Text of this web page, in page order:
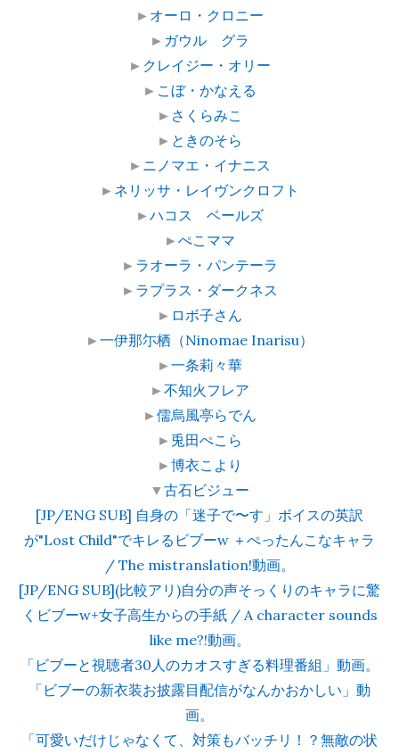
► オーロ・クロニー
► ガウル グラ
► クレイジー・オリー
► こぼ・かなえる
► さくらみこ
► ときのそら
► ニノマエ・イナニス
► ネリッサ・レイヴンクロフト
►ハコス ベールズ
►ぺこママ
► ラオーラ・パンテーラ
► ラプラス・ダークネス
► ロボ子さん
►一伊那尓栖（Ninomae Inarisu）
►一条莉々華
►不知火フレア
►儒烏風亭らでん
► 兎田ぺこら
►博衣こより
▼古石ビジュー
[JP/ENG SUB] 自身の「迷子で〜す」ボイスの英訳
が"Lost Child"でキレるビブーw ＋ぺったんこなキャラ
/ The mistranslation!動画。
[JP/ENG SUB](比較アリ)自分の声そっくりのキャラに驚
くビブーw+女子高生からの手紙 / A character sounds
like me?!動画。
「ビブーと視聴者30人のカオスすぎる料理番組」動画。
「ビブーの新衣装お披露目配信がなんかおかしい」動
画。
「可愛いだけじゃなくて、対策もバッチリ！？無敵の状